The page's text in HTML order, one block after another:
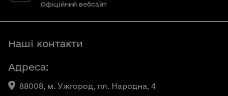
Офіційний вебсайт
Наші контакти
Адреса:
88008, м. Ужгород, пл. Народна, 4